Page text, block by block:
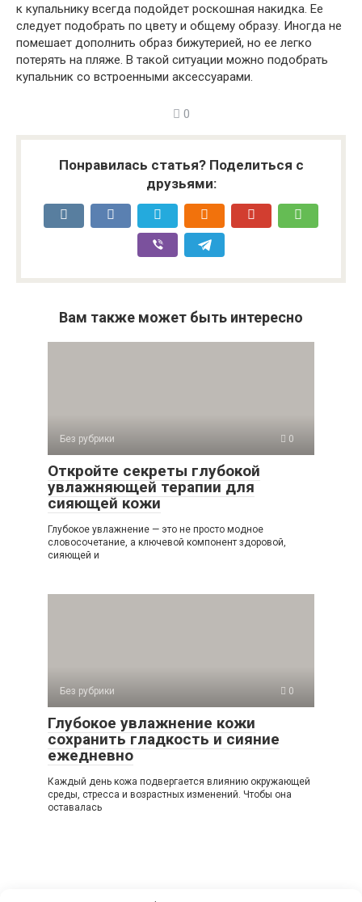
к купальнику всегда подойдет роскошная накидка. Ее
следует подобрать по цвету и общему образу. Иногда не
помешает дополнить образ бижутерией, но ее легко
потерять на пляже. В такой ситуации можно подобрать
купальник со встроенными аксессуарами.
0
Понравилась статья? Поделиться с
друзьями:
Вам также может быть интересно
Без рубрики 0
Откройте секреты глубокой
увлажняющей терапии для
сияющей кожи
Глубокое увлажнение — это не просто модное
словосочетание, а ключевой компонент здоровой,
сияющей и
Без рубрики 0
Глубокое увлажнение кожи
сохранить гладкость и сияние
ежедневно
Каждый день кожа подвергается влиянию окружающей
среды, стресса и возрастных изменений. Чтобы она
оставалась